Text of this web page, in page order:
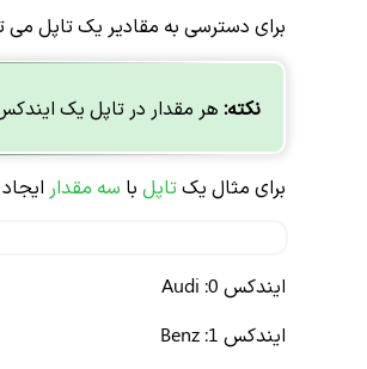
برای دسترسی به مقادیر یک تاپل می
نکته: هر مقدار در تاپل یک
برای مثال یکتاپل با سه مقدار
ایندکس 0: Audi
ایندکس 1: Benz